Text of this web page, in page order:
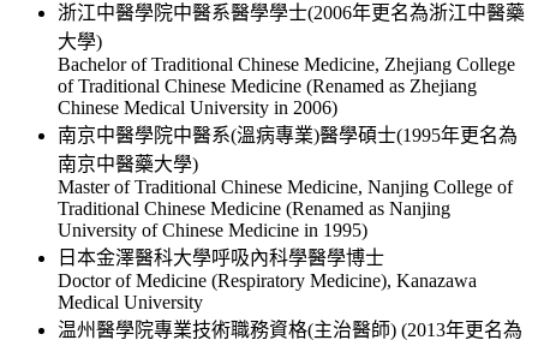
浙江中醫學院中醫系醫學學士(2006年更名為浙江中醫藥
大學)
Bachelor of Traditional Chinese Medicine, Zhejiang College
of Traditional Chinese Medicine (Renamed as Zhejiang
Chinese Medical University in 2006)
南京中醫學院中醫系(溫病專業)醫學碩士(1995年更名為
南京中醫藥大學)
Master of Traditional Chinese Medicine, Nanjing College of
Traditional Chinese Medicine (Renamed as Nanjing
University of Chinese Medicine in 1995)
日本金澤醫科大學呼吸內科學醫學博士
Doctor of Medicine (Respiratory Medicine), Kanazawa
Medical University
温州醫學院專業技術職務資格(主治醫師) (2013年更名為